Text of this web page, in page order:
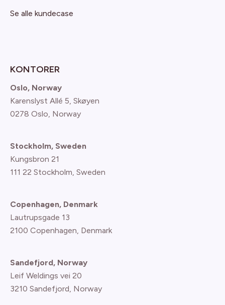
Se alle kundecase
KONTORER
Oslo, Norway
Karenslyst Allé 5, Skøyen
0278 Oslo, Norway
Stockholm, Sweden
Kungsbron 21
111 22 Stockholm, Sweden
Copenhagen, Denmark
Lautrupsgade 13
2100 Copenhagen, Denmark
Sandefjord, Norway
Leif Weldings vei 20
3210 Sandefjord, Norway